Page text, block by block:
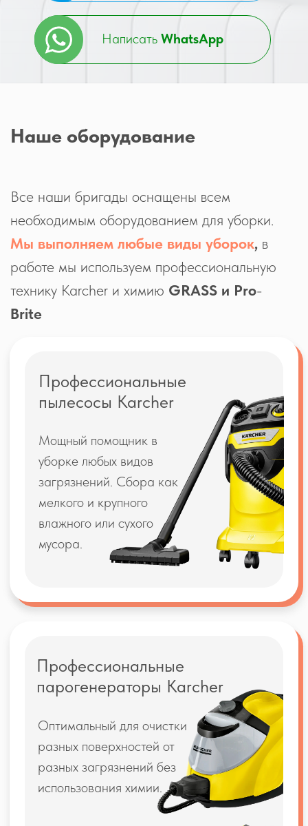
консультацию с менеджером
Задать интересующие Вас вопросы
Рассчитать стоимость уборки
Оформить заказ на уборку
Оставить заявку